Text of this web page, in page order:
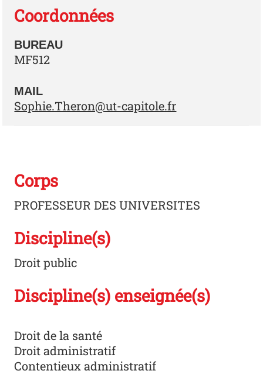
Coordonnées
BUREAU
MF512
MAIL
Sophie.Theron@ut-capitole.fr
Corps
PROFESSEUR DES UNIVERSITES
Discipline(s)
Droit public
Discipline(s) enseignée(s)
Droit de la santé
Droit administratif
Contentieux administratif